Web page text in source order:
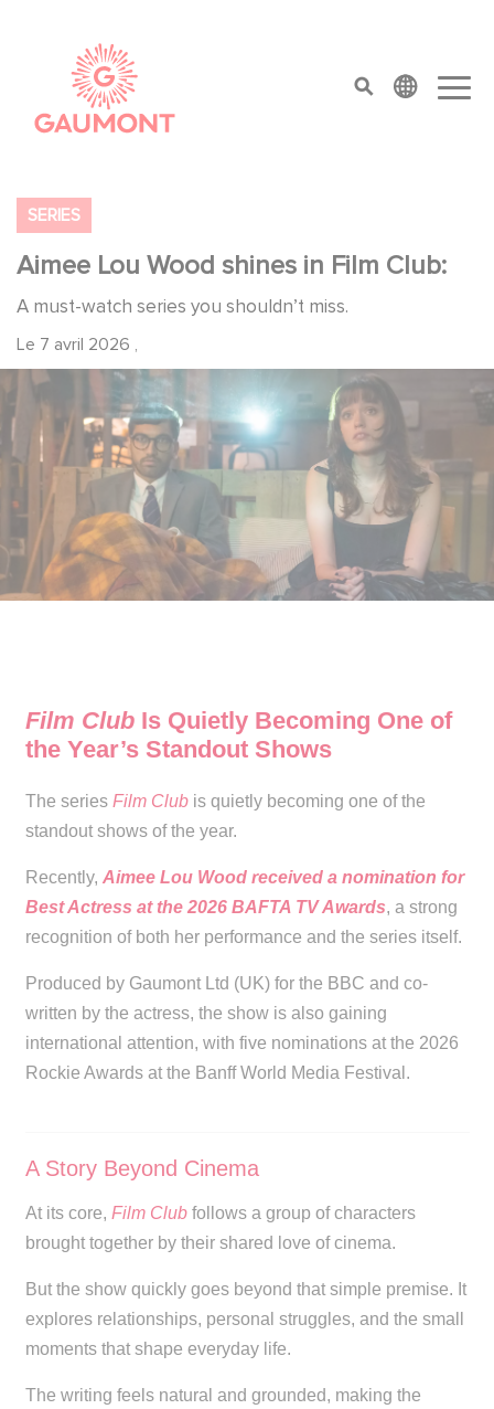
top menu
SERIES
Aimee Lou Wood shines in Film Club:
A must-watch series you shouldn’t miss.
Le 7 avril 2026 ,
Film ClubIs Quietly Becoming One of
the Year’s Standout Shows
The series Film Clubis quietly becoming one of the
standout shows of the year.
Recently, Aimee Lou Wood received a nomination for
Best Actress at the 2026 BAFTA TV Awards, a strong
recognition of both her performance and the series itself.
Produced by Gaumont Ltd (UK) for the BBC and co-
written by the actress, the show is also gaining
international attention, with five nominations at the 2026
Rockie Awards at the Banff World Media Festival.
A Story Beyond Cinema
At its core, Film Clubfollows a group of characters
brought together by their shared love of cinema.
But the show quickly goes beyond that simple premise. It
explores relationships, personal struggles, and the small
moments that shape everyday life.
The writing feels natural and grounded, making the